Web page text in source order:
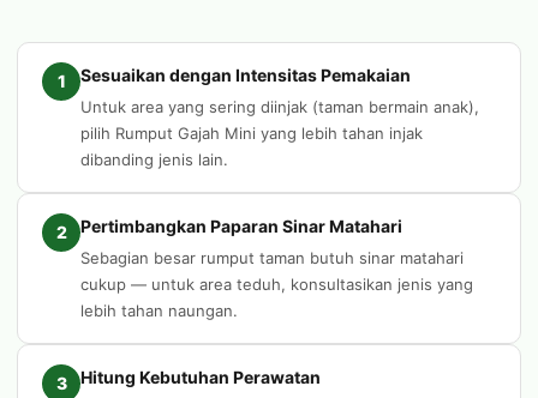
1 Sesuaikan dengan Intensitas Pemakaian
Untuk area yang sering diinjak (taman bermain anak),
pilih Rumput Gajah Mini yang lebih tahan injak
dibanding jenis lain.
2 Pertimbangkan Paparan Sinar Matahari
Sebagian besar rumput taman butuh sinar matahari
cukup — untuk area teduh, konsultasikan jenis yang
lebih tahan naungan.
3 Hitung Kebutuhan Perawatan